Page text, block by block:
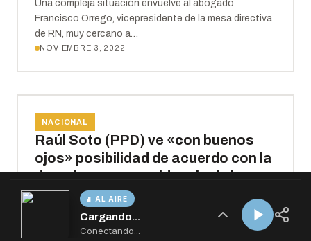
AL AIRE
Cargando...
Conectando...